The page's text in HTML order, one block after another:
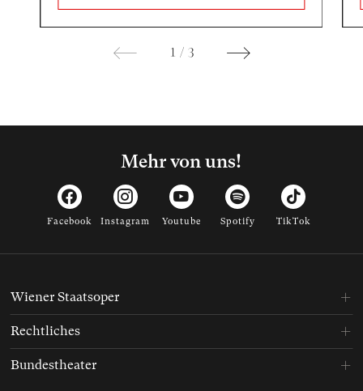
1 / 3
Mehr von uns!
Facebook Instagram Youtube Spotify TikTok
Wiener Staatsoper
Rechtliches
Bundestheater